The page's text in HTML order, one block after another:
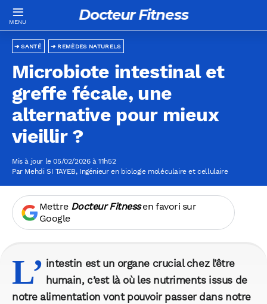
Docteur Fitness
REMÈDES NATURELS
SANTÉ
Microbiote intestinal et
greffe fécale, une
alternative pour mieux
vieillir ?
Mis à jour le 05/02/2026 à 11h52
Par Mehdi SI TAYEB, Ingénieur en biologie moléculaire et cellulaire
Mettre Docteur Fitnessen favori sur
Google
L’ intestin est un organe crucial chez l’être
humain, c’est là où les nutriments issus de
notre alimentation vont pouvoir passer dans notre